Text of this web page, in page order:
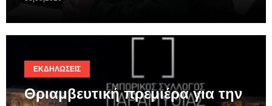
ΕΚΔΗΛΏΣΕΙΣ
Θριαμβευτική πρεμιέρα για την